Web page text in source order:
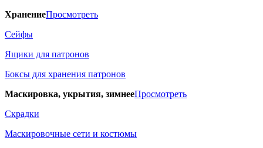
ХранениеПросмотреть
Сейфы
Ящики для патронов
Боксы для хранения патронов
Маскировка, укрытия, зимнееПросмотреть
Скрадки
Маскировочные сети и костюмы